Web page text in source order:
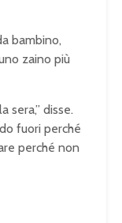
bambino,
zaino più
sera,” disse.
fuori perché
perché non